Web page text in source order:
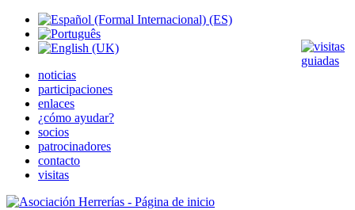
noticias
participaciones
enlaces
¿cómo ayudar?
socios
patrocinadores
contacto
visitas